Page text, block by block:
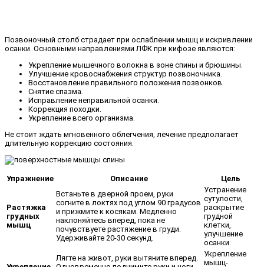
Позвоночный столб страдает при ослаблении мышц и искривлении
осанки. Основными направлениями ЛФК при кифозе являются:
Укрепление мышечного волокна в зоне спины и брюшины.
Улучшение кровоснабжения структур позвоночника.
Восстановление правильного положения позвонков.
Снятие спазма.
Исправление неправильной осанки.
Коррекция походки.
Укрепление всего организма.
Не стоит ждать мгновенного облегчения, лечение предполагает
длительную коррекцию состояния.
Упражнение Описание Цель
Растяжка
грудных
мышц
Встаньте в дверной проем, руки
согните в локтях под углом 90 градусов
и прижмите к косякам. Медленно
наклоняйтесь вперед, пока не
почувствуете растяжение в груди.
Удерживайте 20-30 секунд.
Устранение
сутулости,
раскрытие
грудной
клетки,
улучшение
осанки.
Лягте на живот, руки вытяните вперед.
Укрепление
мышц-